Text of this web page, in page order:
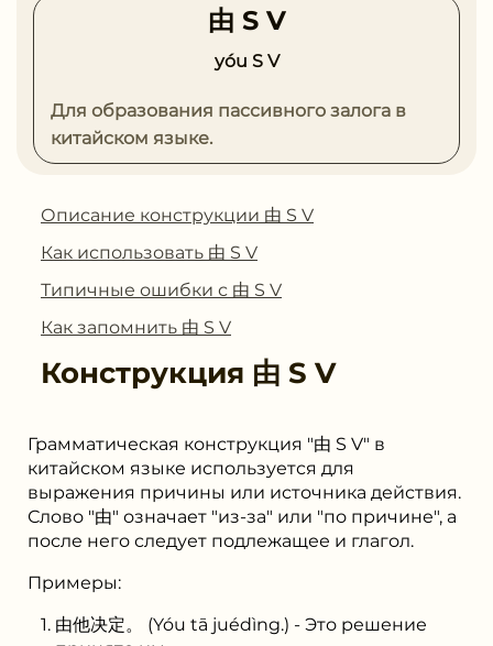
由 S V
yóu S V
Для образования пассивного залога в
китайском языке.
Описание конструкции 由 S V
Как использовать 由 S V
Типичные ошибки с 由 S V
Как запомнить 由 S V
Конструкция 由 S V
Грамматическая конструкция "由 S V" в
китайском языке используется для
выражения причины или источника действия.
Слово "由" означает "из-за" или "по причине", а
после него следует подлежащее и глагол.
Примеры:
由他决定。 (Yóu tā juédìng.) - Это решение